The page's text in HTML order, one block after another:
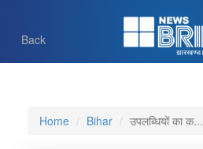
Back
Home Bihar उपलब्धियों का क...